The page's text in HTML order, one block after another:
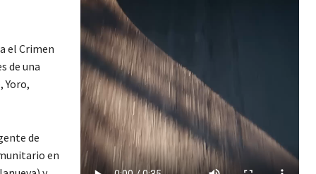
el Crimen
de una
Yoro,
de
en